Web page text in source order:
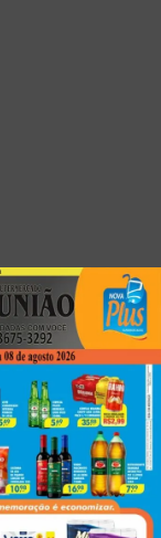
Next
Calcinha Gigante Iluminada Vira Atração De Natal Em Minas Gerais